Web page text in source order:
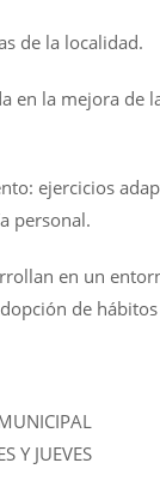
de la localidad.
en la mejora
ejercicios
personal.
en un
de
Y JUEVES